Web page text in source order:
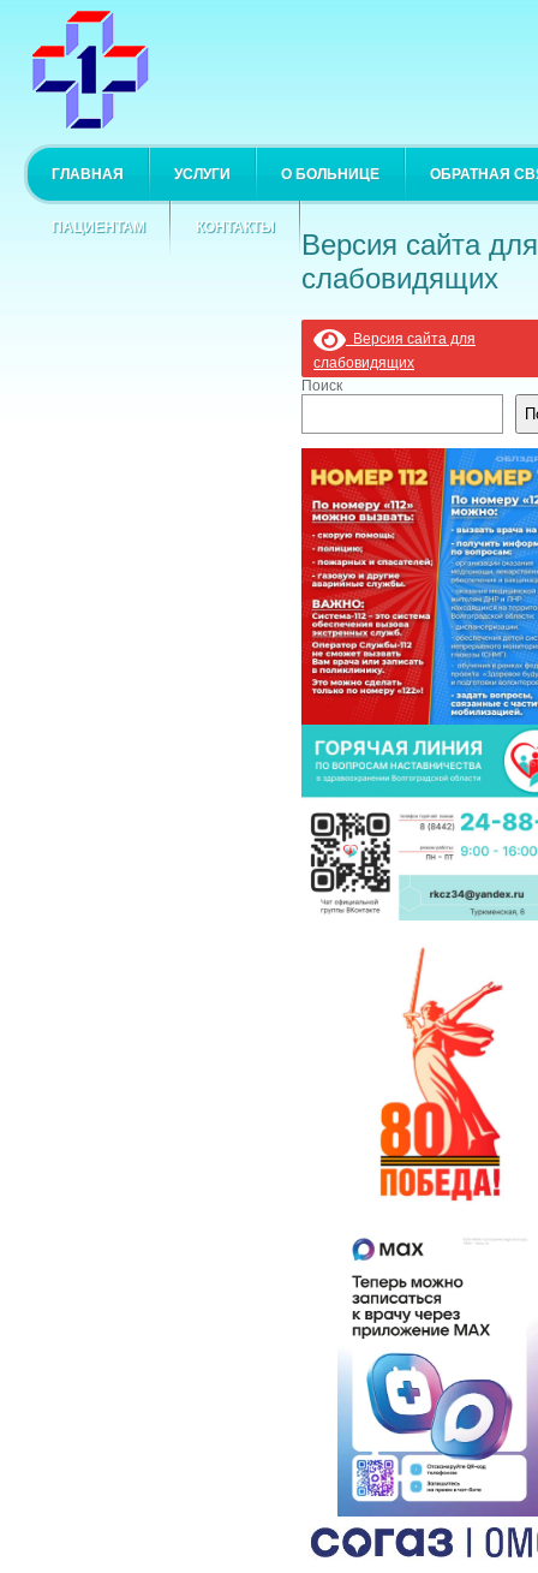
ГЛАВНАЯ УСЛУГИ О БОЛЬНИЦЕ ОБРАТНАЯ
ПАЦИЕНТАМ КОНТАКТЫ
Версия сайта для
слабовидящих
Версия сайта для
слабовидящих
Поиск